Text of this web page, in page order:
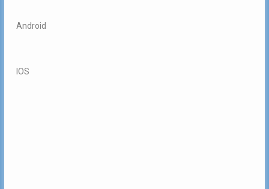
Android
IOS